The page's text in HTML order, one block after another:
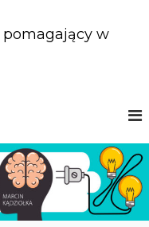
pomagający w